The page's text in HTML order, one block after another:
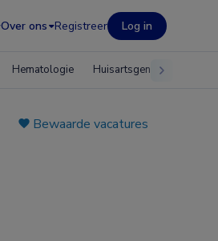
Over ons Registreer Log in
Hematologie Huisartsgeneeskunde
Bewaarde vacatures